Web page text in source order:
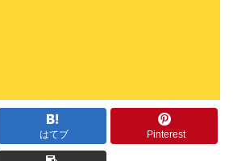
はてブ Pinterest